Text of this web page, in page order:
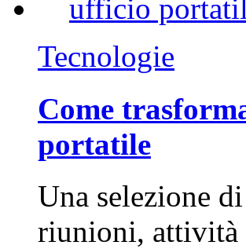
Tecnologie
Come
portatile
Una selezione
riunioni, attività